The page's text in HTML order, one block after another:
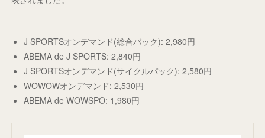
J SPORTSオンデマンド(総合パック): 2,980円
ABEMA de J SPORTS: 2,840円
J SPORTSオンデマンド(サイクルパック): 2,580円
WOWOWオンデマンド: 2,530円
ABEMA de WOWSPO: 1,980円